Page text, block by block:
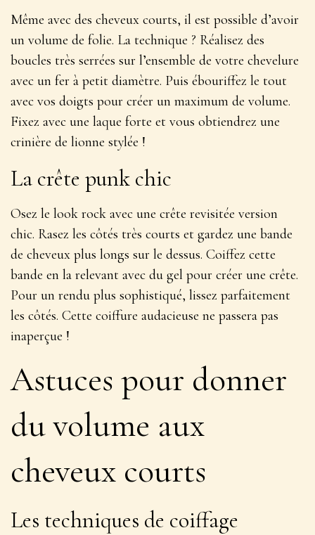
Même avec des cheveux courts, il est possible d’avoir
un volume de folie. La technique ? Réalisez des
boucles très serrées sur l’ensemble de votre chevelure
avec un fer à petit diamètre. Puis ébouriffez le tout
avec vos doigts pour créer un maximum de volume.
Fixez avec une laque forte et vous obtiendrez une
crinière de lionne stylée !
La crête punk chic
Osez le look rock avec une crête revisitée version
chic. Rasez les côtés très courts et gardez une bande
de cheveux plus longs sur le dessus. Coiffez cette
bande en la relevant avec du gel pour créer une crête.
Pour un rendu plus sophistiqué, lissez parfaitement
les côtés. Cette coiffure audacieuse ne passera pas
inaperçue !
Astuces pour donner
du volume aux
cheveux courts
Les techniques de coiffage